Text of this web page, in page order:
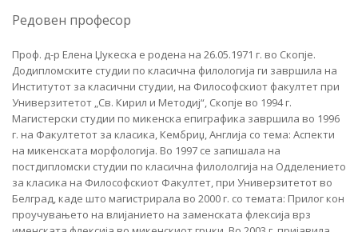
Редовен професор
Проф. д-р Елена Џукеска е родена на 26.05.1971 г. во Скопје.
Додипломските студии по класична филологија ги завршила на
Институтот за класични студии, на Философскиот факултет при
Универзитетот „Св. Кирил и Методиј“, Скопје во 1994 г.
Магистерски студии по микенска епиграфика завршила во 1996
г. на Факултетот за класика, Кембриџ, Англија со тема: Аспекти
на микенската морфологија. Во 1997 се запишала на
постдипломски студии по класична филололгија на Одделението
за класика на Философскиот Факултет, при Универзитетот во
Белград, каде што магистрирала во 2000 г. со темата: Прилог кон
проучувањето на влијанието на заменската флексија врз